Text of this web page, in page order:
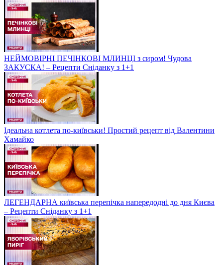
НЕЙМОВІРНІ ПЕЧІНКОВІ МЛИНЦІ з сиром! Чудова
ЗАКУСКА! – Рецепти Сніданку з 1+1
Ідеальна котлета по-київськи! Простий рецепт від Валентини
Хамайко
ЛЕГЕНДАРНА київська перепічка напередодні до дня Києва
– Рецепти Сніданку з 1+1